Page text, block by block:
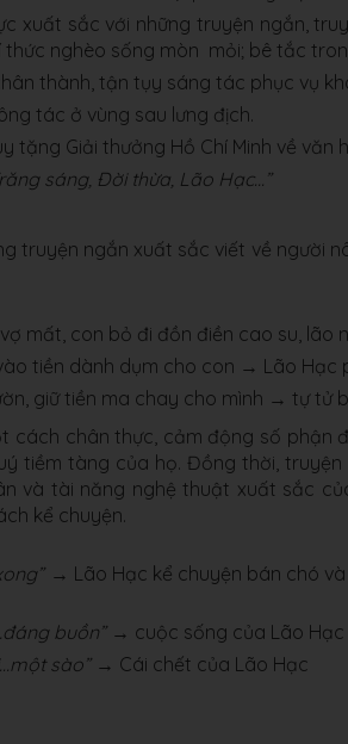
xuất sắc với những truyện ngắn,
nghèo sống mòn mỏi; bê tắc
thành, tận tụy sáng tác phục vụ
tác ở vùng sau lưng địch.
tặng Giải thưởng Hồ Chí Minh về văn
sáng, Đời thừa, Lão Hạc...”
truyện ngắn xuất sắc viết về người
mất, con bỏ đi đồn điền cao su, lão
tiền dành dụm cho con → Lão Hạc
giữ tiền ma chay cho mình → tự tử
cách chân thực, cảm động số phận
tiềm tàng của họ. Đồng thời,
và tài năng nghệ thuật xuất sắc
kể chuyện.
→ Lão Hạc kể chuyện bán chó
buồn”→ cuộc sống của Lão Hạc
sào”→ Cái chết của Lão Hạc